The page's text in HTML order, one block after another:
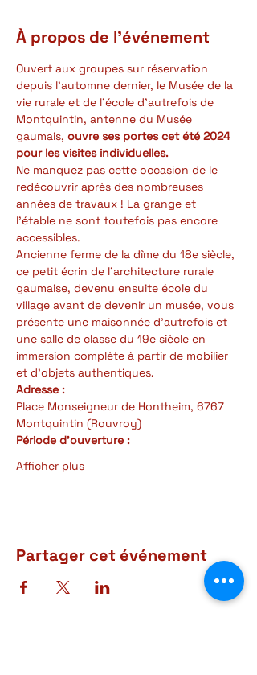
À propos de l'événement
Ouvert aux groupes sur réservation
depuis l'automne dernier, le Musée de la
vie rurale et de l'école d'autrefois de
Montquintin, antenne du Musée
gaumais, ouvre ses portes cet été 2024
pour les visites individuelles.
Ne manquez pas cette occasion de le
redécouvrir après des nombreuses
années de travaux ! La grange et
l'étable ne sont toutefois pas encore
accessibles.
Ancienne ferme de la dîme du 18e siècle,
ce petit écrin de l'architecture rurale
gaumaise, devenu ensuite école du
village avant de devenir un musée, vous
présente une maisonnée d'autrefois et
une salle de classe du 19e siècle en
immersion complète à partir de mobilier
et d'objets authentiques.
Adresse :
Place Monseigneur de Hontheim, 6767
Montquintin (Rouvroy)
Période d'ouverture :
Afficher plus
Partager cet événement